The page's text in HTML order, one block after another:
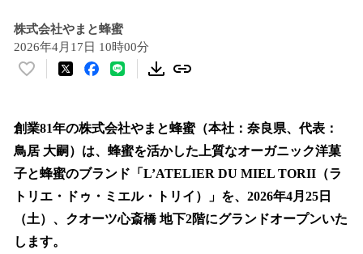
株式会社やまと蜂蜜
2026年4月17日 10時00分
い
！
数
を
読
み
込
中
創業81年の株式会社やまと蜂蜜（本社：奈良県、代表：
鳥居 大嗣）は、蜂蜜を活かした上質なオーガニック洋菓
子と蜂蜜のブランド「L’ATELIER DU MIEL TORII（ラ
トリエ・ドゥ・ミエル・トリイ）」を、2026年4月25日
（土）、クオーツ心斎橋 地下2階にグランドオープンいた
します。